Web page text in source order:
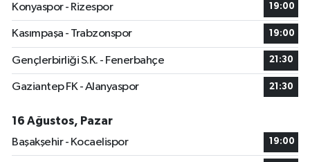
Konyaspor - Rizespor
19:00
Kasımpaşa - Trabzonspor 19:00
Gençlerbirliği S.K. - Fenerbahçe 21:30
Gaziantep FK - Alanyaspor 21:30
16 Ağustos, Pazar
Başakşehir - Kocaelispor
19:00